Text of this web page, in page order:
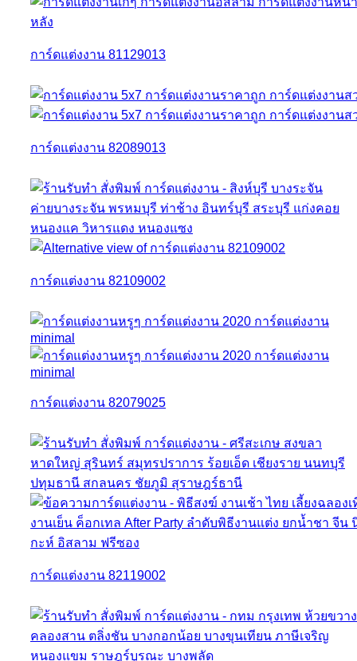
การ์ดแต่งงาน 81129013
การ์ดแต่งงาน 82089013
การ์ดแต่งงาน 82109002
การ์ดแต่งงาน 82079025
การ์ดแต่งงาน 82119002